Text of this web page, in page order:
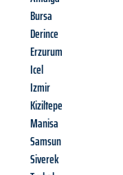
Bursa
Derince
Erzurum
Icel
Izmir
Kiziltepe
Manisa
Samsun
Siverek